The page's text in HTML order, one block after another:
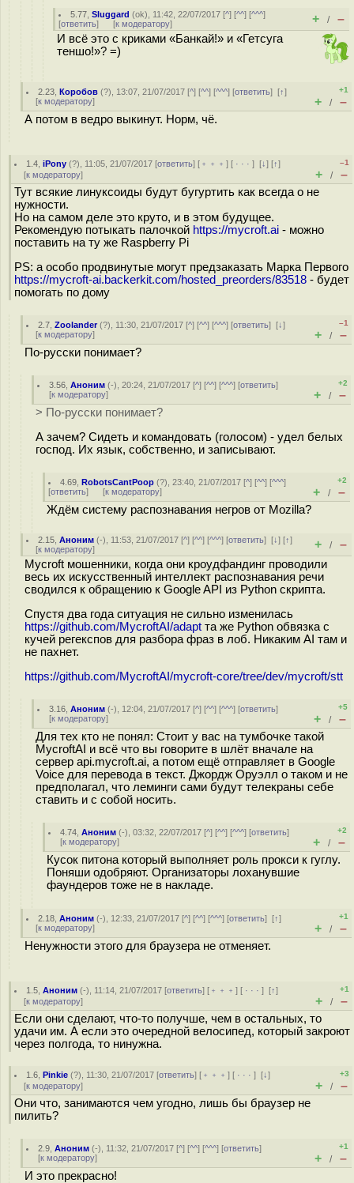
5.77 ,Sluggard (ok), 11:42, 22/07/2017 [^] [^^] [^^^]
[ответить] [к модератору] + / –
И всё это с криками «Банкай!» и «Гетсуга
теншо!»? =)
2.23 ,Коробов (?), 13:07, 21/07/2017 [^] [^^] [^^^] [ответить][↑]
[к модератору]
+1
+ / –
А потом в ведро выкинут. Норм, чё.
1.4 ,iPony (?), 11:05, 21/07/2017 [ответить] [ ﹢﹢﹢] [ · · ·][↓] [↑]
[к модератору]
–1
+ / –
Тут всякие линуксоиды будут бугуртить как всегда о не
нужности.
Но на самом деле это круто, и в этом будущее.
Рекомендую потыкать палочкой https://mycroft.ai - можно
поставить на ту же Raspberry Pi
PS: а особо продвинутые могут предзаказать Марка Первого
https://mycroft-ai.backerkit.com/hosted_preorders/83518 - будет
помогать по дому
2.7 ,Zoolander(?), 11:30, 21/07/2017 [^] [^^] [^^^] [ответить][↓]
[к модератору]
–1
+ / –
По-русски понимает?
3.56 ,Аноним (-), 20:24, 21/07/2017 [^] [^^] [^^^] [ответить]
[к модератору]
+2
+ / –
> По-русски понимает?
А зачем? Сидеть и командовать (голосом) - удел белых
господ. Их язык, собственно, и записывают.
4.69 ,RobotsCantPoop (?), 23:40, 21/07/2017 [^] [^^] [^^^]
[ответить] [к модератору]
+2
+ / –
Ждём систему распознавания негров от Mozilla?
2.15 ,Аноним (-), 11:53, 21/07/2017 [^] [^^] [^^^] [ответить][↓] [↑]
[к модератору] + / –
Mycroft мошенники, когда они кроудфандинг проводили
весь их искусственный интеллект распознавания речи
сводился к обращению к Google API из Python скрипта.
Спустя два года ситуация не сильно изменилась
https://github.com/MycroftAI/adapt та же Python обвязка с
кучей регекспов для разбора фраз в лоб. Никаким AI там и
не пахнет.
https://github.com/MycroftAI/mycroft-core/tree/dev/mycroft/stt
3.16 ,Аноним (-), 12:04, 21/07/2017 [^] [^^] [^^^] [ответить]
[к модератору]
+5
+ / –
Для тех кто не понял: Стоит у вас на тумбочке такой
MycroftAI и всё что вы говорите в шлёт вначале на
сервер api.mycroft.ai, а потом ещё отправляет в Google
Voice для перевода в текст. Джордж Оруэлл о таком и не
предполагал, что леминги сами будут телекраны себе
ставить и с собой носить.
4.74 ,Аноним (-), 03:32, 22/07/2017 [^] [^^] [^^^] [ответить]
[к модератору]
+2
+ / –
Кусок питона который выполняет роль прокси к гуглу.
Поняши одобряют. Организаторы лоханувшие
фаундеров тоже не в накладе.
2.18 ,Аноним (-), 12:33, 21/07/2017 [^] [^^] [^^^] [ответить][↑]
[к модератору]
+1
+ / –
Ненужности этого для браузера не отменяет.
1.5 ,Аноним (-), 11:14, 21/07/2017 [ответить] [ ﹢﹢﹢] [ · · ·][↑]
[к модератору]
+1
+ / –
Если они сделают, что-то получше, чем в остальных, то
удачи им. А если это очередной велосипед, который закроют
через полгода, то нинужна.
1.6 ,Pinkie (?), 11:30, 21/07/2017 [ответить] [ ﹢﹢﹢] [ · · ·][↓]
[к модератору]
+3
+ / –
Они что, занимаются чем угодно, лишь бы браузер не
пилить?
2.9 ,Аноним (-), 11:32, 21/07/2017 [^] [^^] [^^^] [ответить]
[к модератору]
+1
+ / –
И это прекрасно!